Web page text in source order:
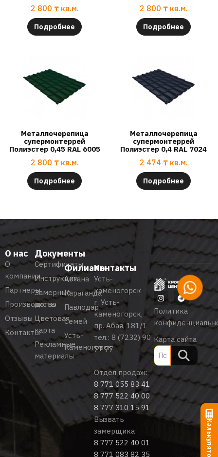
2 800 ₸ кв.м.
Подробнее
2 800 ₸ кв.м.
Подробнее
Металлочерепица
супермонтеррей
Полиэстер 0,45 RAL 6005
2 800 ₸ кв.м.
Подробнее
Металлочерепица
супермонтеррей
Полиэстер 0,4 RAL 7024
2 474 ₸ кв.м.
Подробнее
О нас
О
компании
Партнеры
Производство
Отзывы
Контакты
Документы
Сертификаты
Инструкции
Замерные
листы
Цветовая
карта
Рекламные
материалы
Филиалы
Астана
Караганда
Павлодар
Семей
Усть-
Каменогорск
Контакты
Усть-
каменогорск
г. Усть-
каменогорск,
пр. Абая, 181/1
тел.:8 (7232) 90
77 77
Отдел продаж:
8 771 055 83 41
8 777 522 40 00
8 777 310 15 91
Вызвать
замерщика:
8 777 522 40 01
8 771 083 82 35
Политика
Карта сайта
Калькулятор